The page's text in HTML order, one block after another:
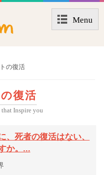
Menu
の復活
復活
that Inspire you
、死者の復活はない、
か。...